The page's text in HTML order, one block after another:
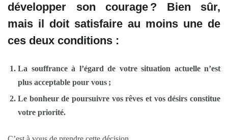
développer son courage ? Bien sûr,
mais il doit satisfaire au moins une de
ces deux conditions :
La souffrance à l’égard de votre situation actuelle n’est
plus acceptable pour vous ;
Le bonheur de poursuivre vos rêves et vos désirs constitue
votre priorité.